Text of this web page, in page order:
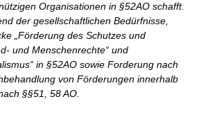
Organisationen in §52AO schafft.
der gesellschaftlichen Bedürfnisse,
„Förderung des Schutzes und
und Menschenrechte“ und
in §52AO sowie Forderung nach
von Förderungen innerhalb
§§51, 58 AO.